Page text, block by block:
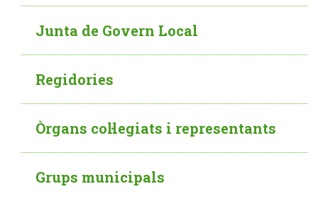
Junta de Govern Local
Regidories
Òrgans col·legiats i representants
Grups municipals